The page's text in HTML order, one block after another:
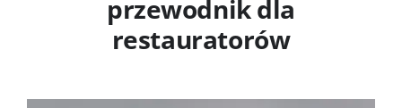
przewodnik dla
restauratorów